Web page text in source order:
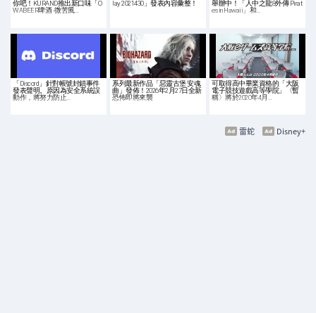
你吧！KURAND推出新口味「O
WABEER啤酒 -微苦風…
lay 2021430」發表內容彙整！
舉辦中！「人中之龍8外傳 Pirat
es in Hawaii」和…
「Discord」針對帳號封鎖事件
發表聲明。原因為安全系統誤
動作，將努力防止…
系列最新作品「惡靈古堡 安魂
曲」發佈！2026年2月27日全新
恐怖即將來襲
可取得高中畢業資格的「大阪
電子競技遊戲高等學院」〈暫
稱〉將於2020年4月…
Disney+
雷蛇